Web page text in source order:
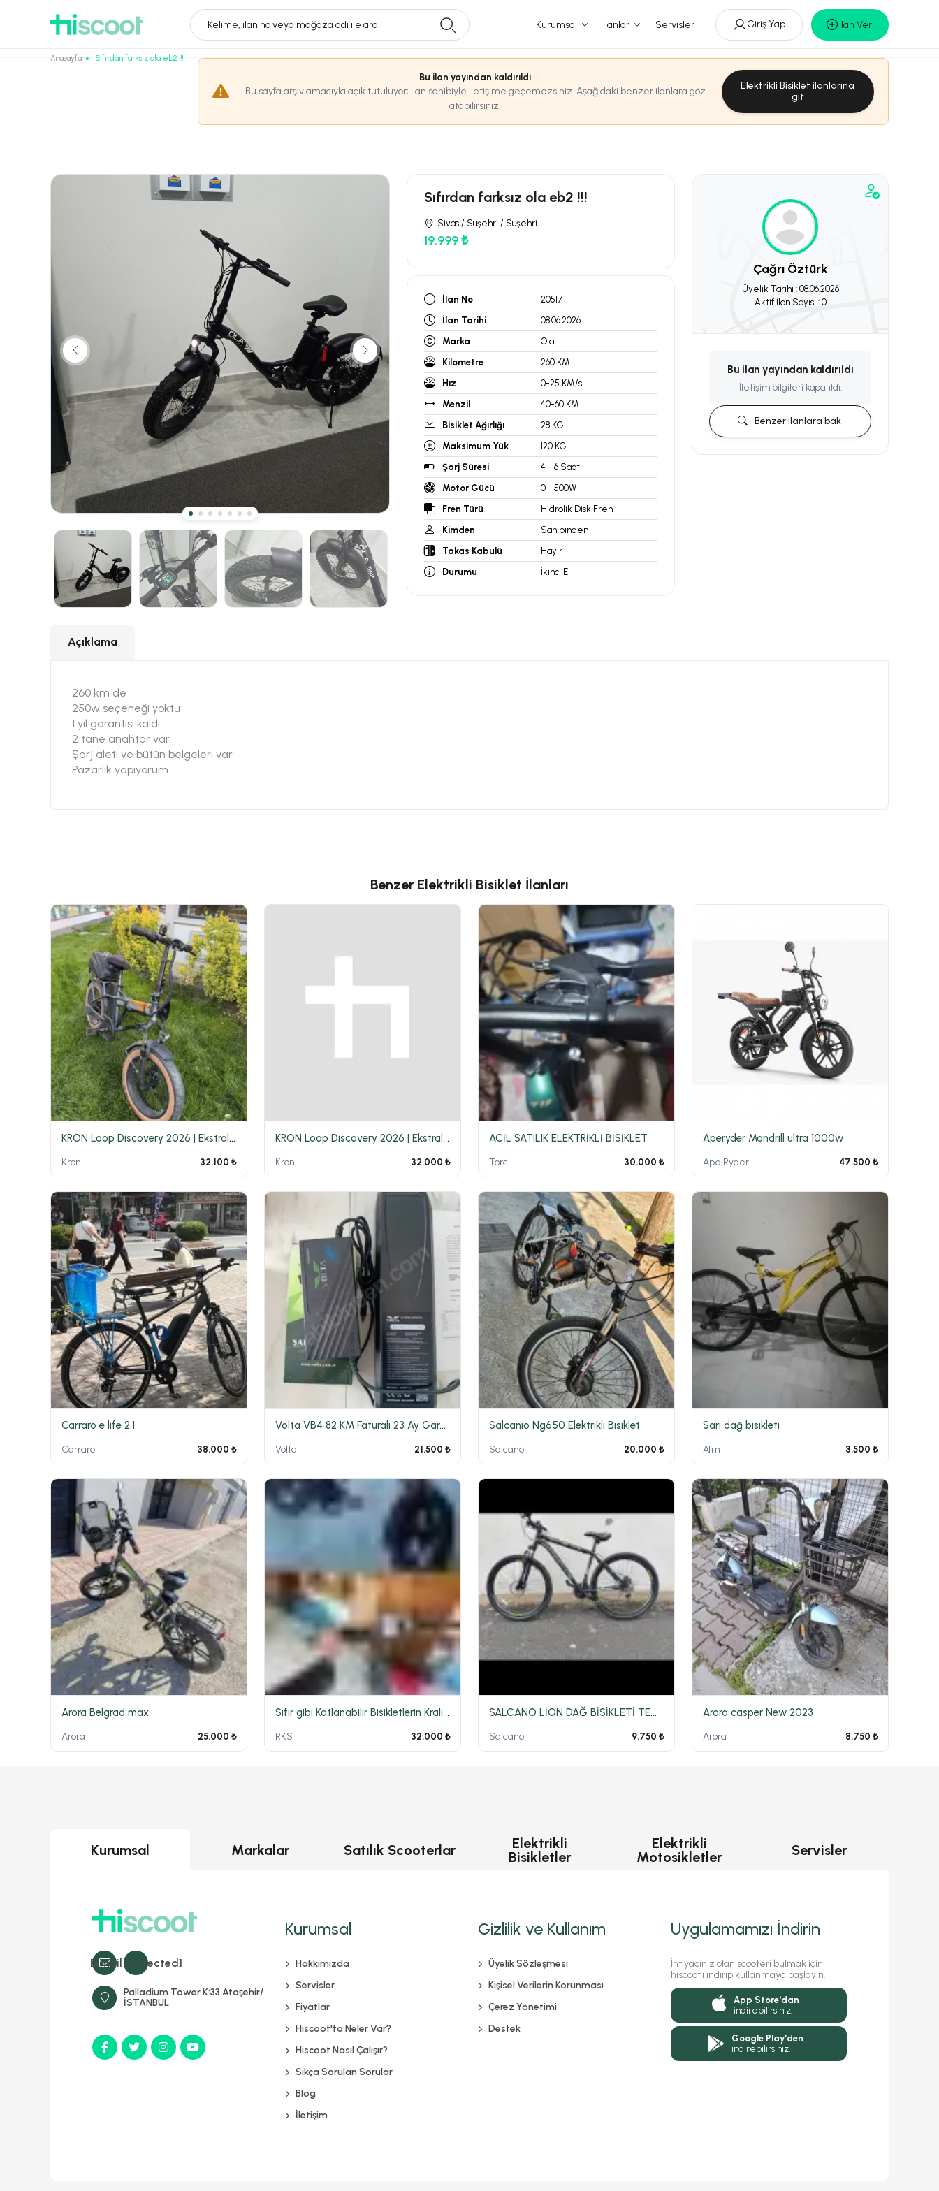
Kelime, ilan no veya mağaza adı ile ara Kurumsal İlanlar Servisler Giriş Yap İlan Ver
Anasayfa Sıfırdan farksız ola eb2 !!!
Bu ilan yayından kaldırıldı
Bu sayfa arşiv amacıyla açık tutuluyor; ilan sahibiyle iletişime geçemezsiniz. Aşağıdaki benzer ilanlara göz
atabilirsiniz.
Elektrikli Bisiklet ilanlarına
git
Sıfırdan farksız ola eb2 !!!
Sivas / Suşehri / Suşehri
19.999 ₺
İlan No
20517
İlan Tarihi
08.06.2026
Marka
Ola
Kilometre
260 KM
Hız
0-25 KM/s
Menzil
40-60 KM
Bisiklet Ağırlığı
28 KG
Maksimum Yük
120 KG
Şarj Süresi
4 - 6 Saat
Motor Gücü
0 - 500W
Fren Türü
Hidrolik Disk Fren
Kimden
Sahibinden
Takas Kabulü
Hayır
Durumu
İkinci El
Çağrı Öztürk
Üyelik Tarihi : 08.06.2026
Aktif İlan Sayısı : 0
Bu ilan yayından kaldırıldı
İletişim bilgileri kapatıldı.
Benzer ilanlara bak
Açıklama
260 km de
250w seçeneği yoktu
1 yıl garantisi kaldı
2 tane anahtar var.
Şarj aleti ve bütün belgeleri var
Pazarlık yapıyorum
Benzer Elektrikli Bisiklet İlanları
KRON Loop Discovery 2026 | Ekstralı | Yeni Kasa |
Kron 32.100 ₺
KRON Loop Discovery 2026 | Ekstralı | Yeni Kasa |
Kron 32.000 ₺
ACİL SATILIK ELEKTRİKLİ BİSİKLET
Torc 30.000 ₺
Aperyder Mandrill ultra 1000w
Ape Ryder 47.500 ₺
Carraro e life 2.1
Carraro 38.000 ₺
Volta VB4 82 KM Faturalı 23 Ay Garantili Sıfır Ayarında
Volta 21.500 ₺
Salcanıo Ng650 Elektrikli Bisiklet
Salcano 20.000 ₺
Sarı dağ bisikleti
Afm 3.500 ₺
Arora Belgrad max
Arora 25.000 ₺
Sıfır gibi Katlanabilir Bisikletlerin Kralı Xs25 Pro Bu Fiyata Kaçmaz
RKS 32.000 ₺
SALCANO LİON DAĞ BİSİKLETİ TEMİZ 27.5JANT
Salcano 9.750 ₺
Arora casper New 2023
Arora 8.750 ₺
Kurumsal Markalar Satılık Scooterlar
Elektrikli
Bisikletler
Elektrikli
Motosikletler
Servisler
[email protected]
Palladium Tower K:33 Ataşehir/
İSTANBUL
Kurumsal
Hakkımızda
Servisler
Fiyatlar
Hiscoot'ta Neler Var?
Hiscoot Nasıl Çalışır?
Sıkça Sorulan Sorular
Blog
İletişim
Gizlilik ve Kullanım
Üyelik Sözleşmesi
Kişisel Verilerin Korunması
Çerez Yönetimi
Destek
Uygulamamızı İndirin
İhtiyacınız olan scooteri bulmak için
hiscoot'ı indirip kullanmaya başlayın.
App Store'dan
indirebilirsiniz.
Google Play'den
indirebilirsiniz.